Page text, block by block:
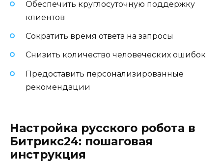
Обеспечить круглосуточную поддержку
клиентов
Сократить время ответа на запросы
Снизить количество человеческих ошибок
Предоставить персонализированные
рекомендации
Настройка русского робота в
Битрикс24: пошаговая
инструкция